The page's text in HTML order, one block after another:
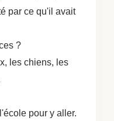
par ce qu'il avait
?
les chiens, les
pour y aller.